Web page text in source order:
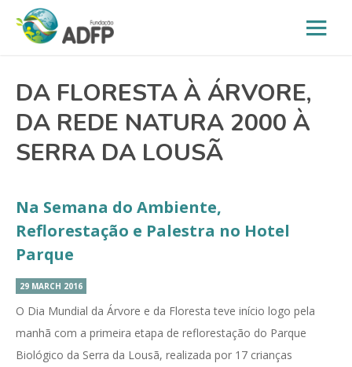
DA FLORESTA À ÁRVORE,
DA REDE NATURA 2000 À
SERRA DA LOUSÃ
Na Semana do Ambiente,
Reflorestação e Palestra no Hotel
Parque
29 MARCH 2016
O Dia Mundial da Árvore e da Floresta teve início logo pela
manhã com a primeira etapa de reflorestação do Parque
Biológico da Serra da Lousã, realizada por 17 crianças